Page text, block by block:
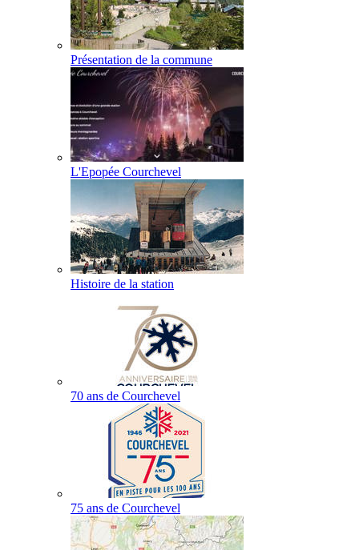
Présentation de la commune
L'Epopée Courchevel
Histoire de la station
70 ans de Courchevel
75 ans de Courchevel